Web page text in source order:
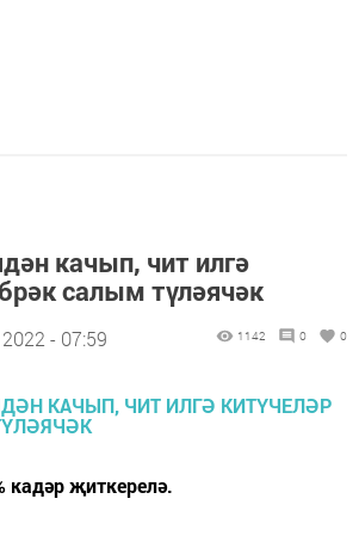
качып, чит илгә
салым түләячәк
- 07:59 1142 0 0
кадәр җиткерелә.